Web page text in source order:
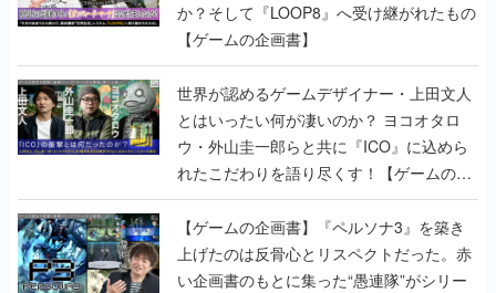
か？そして『LOOP8』へ受け継がれたもの
【ゲームの企画書】
世界が認めるゲームデザイナー・上田文人
とはいったい何が凄いのか？ ヨコオタロ
ウ・外山圭一郎らと共に『ICO』に込めら
れたこだわりを語り尽くす！【ゲームの企
画書】
【ゲームの企画書】『ペルソナ3』を築き
上げたのは反骨心とリスペクトだった。赤
い企画書のもとに集った“愚連隊”がシリー